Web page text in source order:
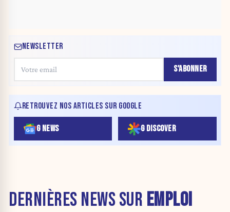
NEWSLETTER
S'ABONNER
RETROUVEZ NOS ARTICLES SUR GOOGLE
G NEWS G DISCOVER
DERNIÈRES NEWS SUR EMPLOI